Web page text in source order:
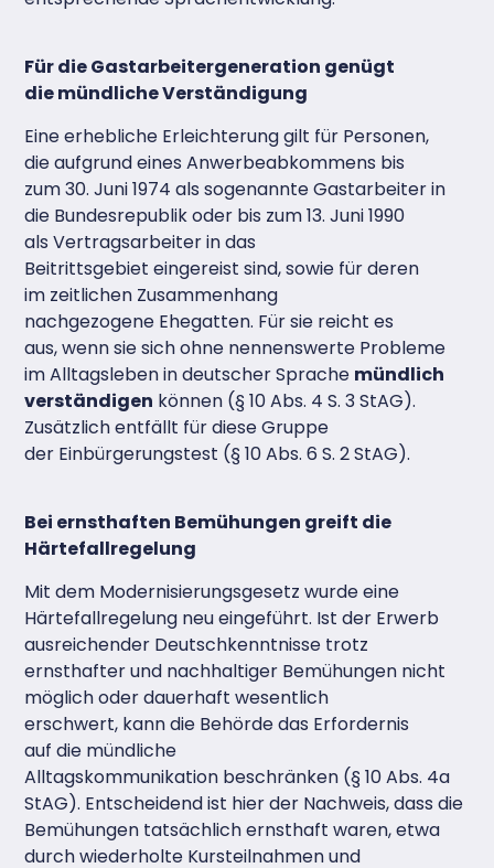
Für die Gastarbeitergeneration genügt
die mündliche Verständigung
Eine erhebliche Erleichterung gilt für Personen,
die aufgrund eines Anwerbeabkommens bis
zum 30. Juni 1974 als sogenannte Gastarbeiter in
die Bundesrepublik oder bis zum 13. Juni 1990
als Vertragsarbeiter in das
Beitrittsgebiet eingereist sind, sowie für deren
im zeitlichen Zusammenhang
nachgezogene Ehegatten. Für sie reicht es
aus, wenn sie sich ohne nennenswerte Probleme
im Alltagsleben in deutscher Sprache mündlich
verständigen können (§ 10 Abs. 4 S. 3 StAG).
Zusätzlich entfällt für diese Gruppe
der Einbürgerungstest (§ 10 Abs. 6 S. 2 StAG).
Bei ernsthaften Bemühungen greift die
Härtefallregelung
Mit dem Modernisierungsgesetz wurde eine
Härtefallregelung neu eingeführt. Ist der Erwerb
ausreichender Deutschkenntnisse trotz
ernsthafter und nachhaltiger Bemühungen nicht
möglich oder dauerhaft wesentlich
erschwert, kann die Behörde das Erfordernis
auf die mündliche
Alltagskommunikation beschränken (§ 10 Abs. 4a
StAG). Entscheidend ist hier der Nachweis, dass die
Bemühungen tatsächlich ernsthaft waren, etwa
durch wiederholte Kursteilnahmen und